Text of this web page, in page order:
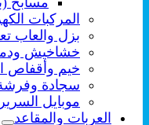
المركبات
بزل والعاب
خشاخيش
خيم وأقفاص
سجادة
موبايل السرير
العربات والمقاعد